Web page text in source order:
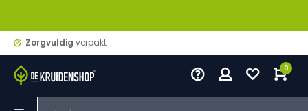
Zorgvuldig verpakt
0